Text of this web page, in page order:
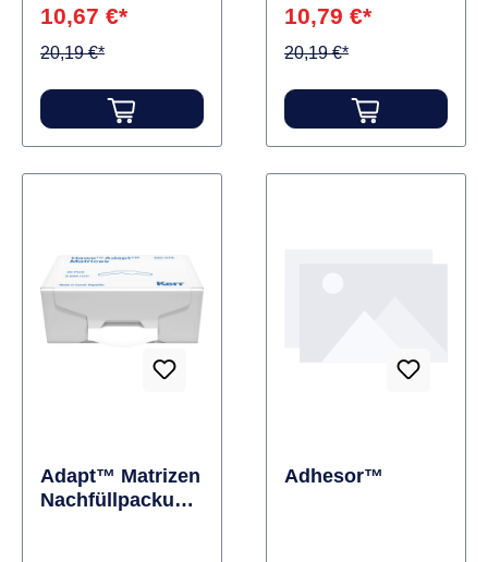
10,67 €*
20,19 €*
10,79 €*
20,19 €*
Adapt™ Matrizen
Nachfüllpackung
Adhesor™